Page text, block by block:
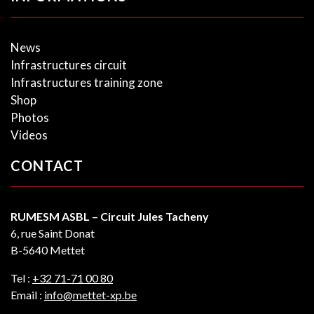
News
Infrastructures circuit
Infrastructures training zone
Shop
Photos
Videos
CONTACT
RUMESM ASBL – Circuit Jules Tacheny
6, rue Saint Donat
B-5640 Mettet
Tel : +32 71-71 00 80
Email : info@mettet-xp.be